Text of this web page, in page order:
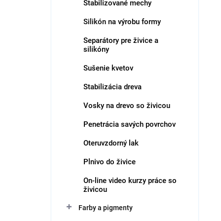
Stabilizované mechy
Silikón na výrobu formy
Separátory pre živice a
silikóny
Sušenie kvetov
Stabilizácia dreva
Vosky na drevo so živicou
Penetrácia savých povrchov
Oteruvzdorný lak
Plnivo do živice
On-line video kurzy práce so
živicou
Farby a pigmenty